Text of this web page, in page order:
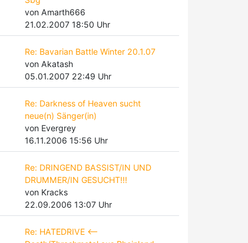
von Amarth666
21.02.2007 18:50 Uhr
Re: Bavarian Battle Winter 20.1.07
von Akatash
05.01.2007 22:49 Uhr
Re: Darkness of Heaven sucht
neue(n) Sänger(in)
von Evergrey
16.11.2006 15:56 Uhr
Re: DRINGEND BASSIST/IN UND
DRUMMER/IN GESUCHT!!!
von Kracks
22.09.2006 13:07 Uhr
Re: HATEDRIVE <--